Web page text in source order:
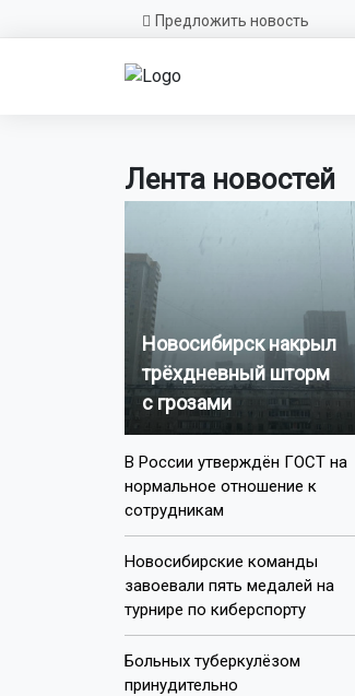
Предложить новость
Лента новостей
Новосибирск накрыл
трёхдневный шторм
с грозами
В России утверждён ГОСТ на
нормальное отношение к
сотрудникам
Новосибирские команды
завоевали пять медалей на
турнире по киберспорту
Больных туберкулёзом
принудительно